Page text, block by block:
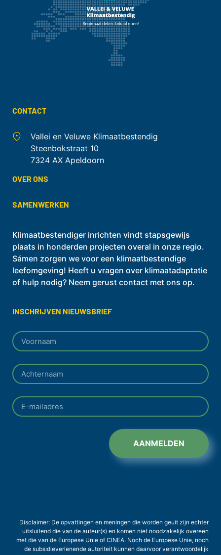
CONTACT
Vallei en Veluwe Klimaatbestendig
Steenbokstraat 10
7324 AX Apeldoorn
OVER ONS
SAMENWERKEN
Klimaatbestendiger inrichten vindt stapsgewijs
plaats in honderden projecten overal in onze regio.
Sámen zorgen we voor een klimaatbestendige
leefomgeving! Heeft u vragen over klimaatadaptatie
of hulp nodig? Neem gerust contact met ons op.
INSCHRIJVEN NIEUWSBRIEF
AANMELDEN
Disclaimer: De opvattingen en meningen die worden geuit zijn echter
uitsluitend die van de auteur(s) en komen niet noodzakelijk overeen
met die van de Europese Unie of CINEA. Noch de Europese Unie, noch
de subsidieverlenende autoriteit kunnen daarvoor verantwoordelijk